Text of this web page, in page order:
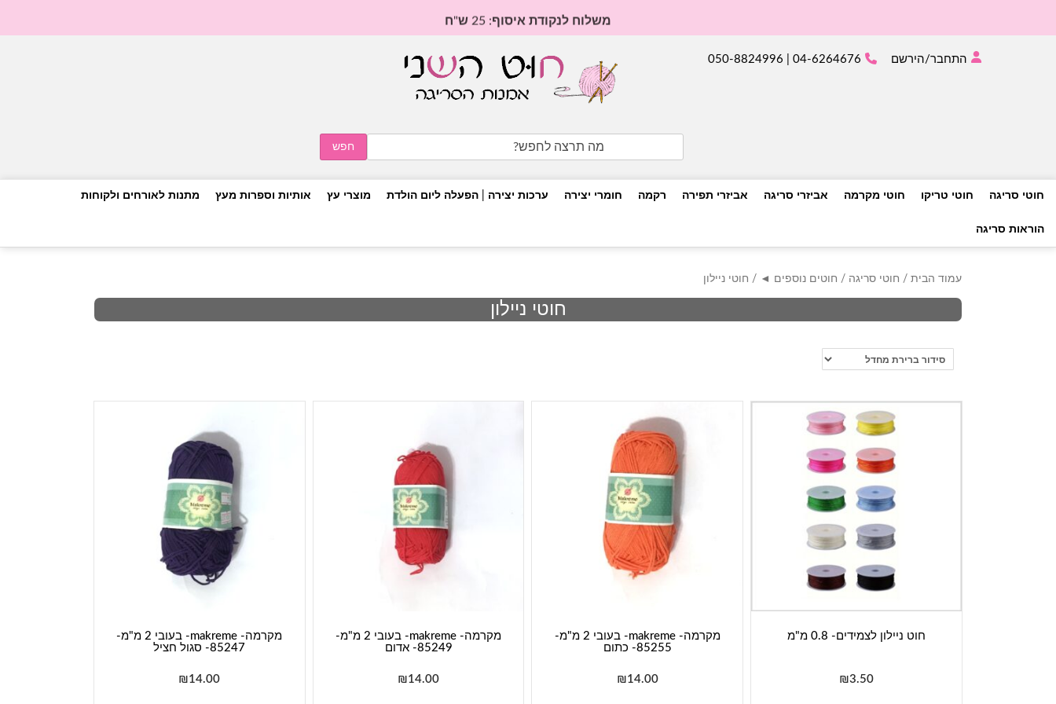
משלוח לנקודת איסוף: 25 ש"ח
for:
התחבר/הירשם 04-6264676 | 050-8824996
חוטי סריגה חוטי טריקו חוטי מקרמה אביזרי סריגה אביזרי תפירה רקמה חומרי יצירה ערכות יצירה | הפעלה ליום הולדת מוצרי עץ אותיות וספרות מעץ מתנות לאורחים ולקוחות
הוראות סריגה
עמוד הבית / חוטי סריגה / חוטים נוספים ◄ / חוטי ניילון
חוטי ניילון
מקרמה- makreme- בעובי 2 מ"מ-
85247- סגול חציל
₪14.00
מקרמה- makreme- בעובי 2 מ"מ-
85249- אדום
₪14.00
מקרמה- makreme- בעובי 2 מ"מ-
85255- כתום
₪14.00
חוט ניילון לצמידים- 0.8 מ"מ
₪3.50